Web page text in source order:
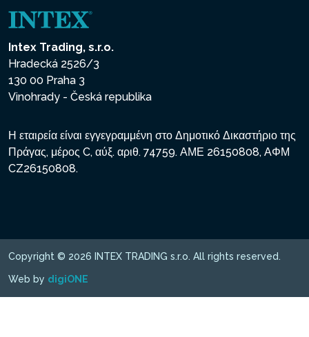
Intex Trading, s.r.o.
Hradecká 2526/3
130 00 Praha 3
Vinohrady - Česká republika
Η εταιρεία είναι εγγεγραμμένη στο Δημοτικό Δικαστήριο της
Πράγας, μέρος C, αύξ. αριθ. 74759. ΑΜΕ 26150808, ΑΦΜ
CZ26150808.
Copyright © 2026 INTEX TRADING s.r.o. All rights reserved.
Web by digiONE